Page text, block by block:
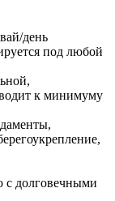
день
под любой
к минимуму
с долговечными